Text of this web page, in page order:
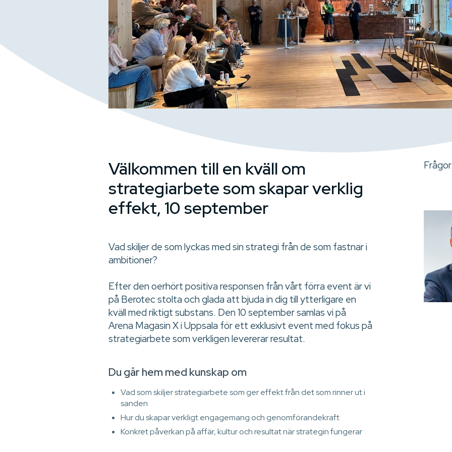
Välkommen till en kväll om
strategiarbete som skapar verklig
effekt, 10 september
Vad skiljer de som lyckas med sin strategi från de som fastnar i
ambitioner?
Efter den oerhört positiva responsen från vårt förra event är vi
på Berotec stolta och glada att bjuda in dig till ytterligare en
kväll med riktigt substans. Den 10 september samlas vi på
Arena Magasin X i Uppsala för ett exklusivt event med fokus på
strategiarbete som verkligen levererar resultat.
Du går hem med kunskap om
Vad som skiljer strategiarbete som ger effekt från det som rinner ut i
sanden
Hur du skapar verkligt engagemang och genomförandekraft
Konkret påverkan på affär, kultur och resultat när strategin fungerar